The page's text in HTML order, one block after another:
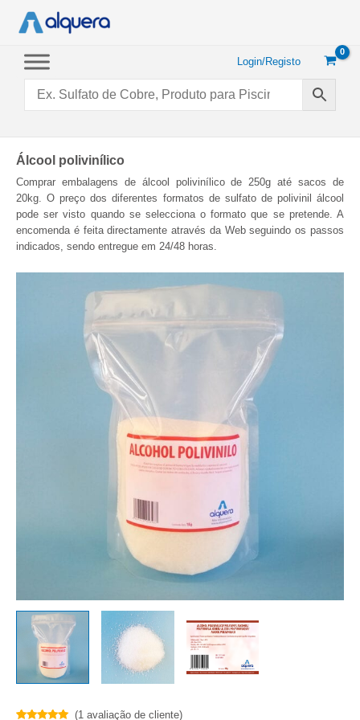
conteúdo
Login/Registo
Álcool polivinílico
Comprar embalagens de álcool polivinílico de 250g até sacos de
20kg. O preço dos diferentes formatos de sulfato de polivinil álcool
pode ser visto quando se selecciona o formato que se pretende. A
encomenda é feita directamente através da Web seguindo os passos
indicados, sendo entregue em 24/48 horas.
(1 avaliação de cliente)